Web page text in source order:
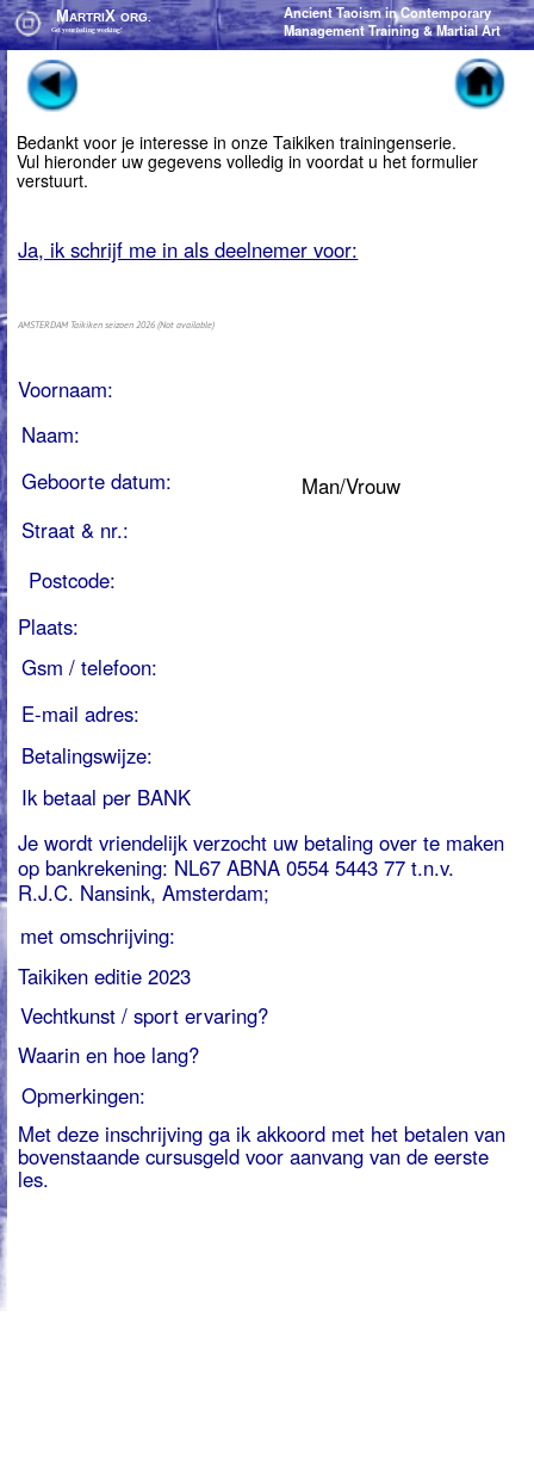
Ancient Taoism in Contemporary
Management Training & Martial Art
MARTRIXORG.
Get your feeling working!
MARTRIXORG.
Get your feeling working!
Ancient Taoism in Contemporary
Management Training & Martial Art
Bedankt voor je interesse in onze Taikiken trainingenserie.
Vul hieronder uw gegevens volledig in voordat u het formulier
Ja, ik schrijf me in als deelnemer voor:
Straat & nr.:
Plaats:
Gsm / telefoon:
Betalingswijze:
Ik betaal per BANK
op bankrekening: NL67 ABNA 0554 5443 77 t.n.v.
R.J.C. Nansink, Amsterdam;
met omschrijving:
Vechtkunst / sport ervaring?
Waarin en hoe lang?
Met deze inschrijving ga ik akkoord met het betalen van
les.